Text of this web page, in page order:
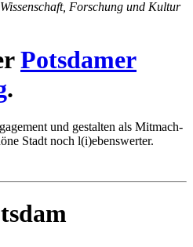
Forschung und Kultur
Potsdamer
.
und gestalten als Mitmach-
Stadt noch l(i)ebenswerter.